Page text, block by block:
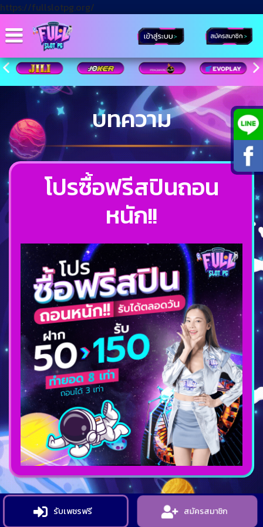
https://fullslotpg.org/
บทความ
โปรซื้อฟรีสปินถอน
หนัก!!
รับเพชรฟรี สมัครสมาชิก
Copyright 2022 landing All Rights Reserved.